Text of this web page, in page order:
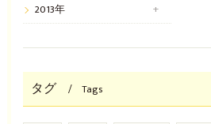
2013年
タグ Tags